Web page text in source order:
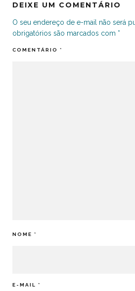
DEIXE UM COMENTÁRIO
O seu endereço de e-mail não será
obrigatórios são marcados com *
COMENTÁRIO *
NOME *
E-MAIL *